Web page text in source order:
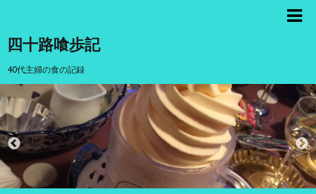
四十路喰歩記
40代主婦の食の記録